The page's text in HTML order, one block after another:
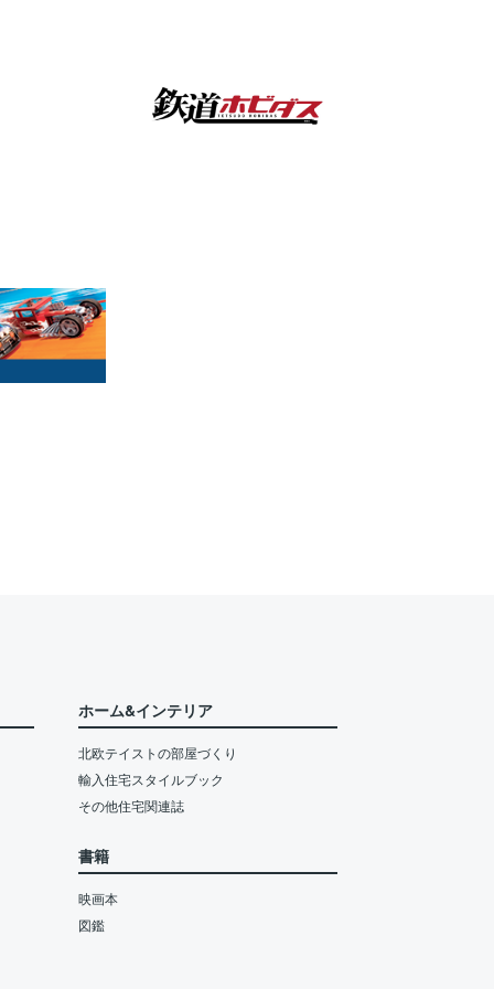
ホーム&インテリア
北欧テイストの部屋づくり
輸入住宅スタイルブック
その他住宅関連誌
書籍
映画本
図鑑